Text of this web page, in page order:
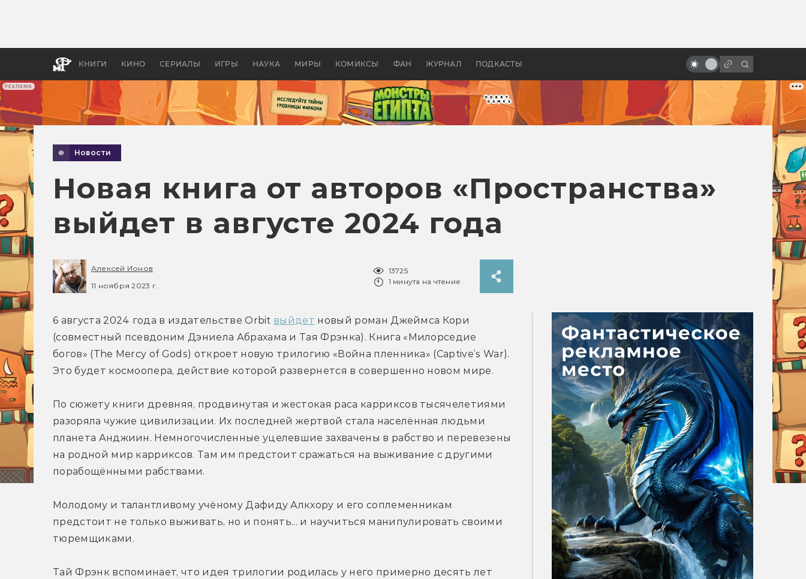
РЕКЛАМА
КНИГИ КИНО СЕРИАЛЫ ИГРЫ НАУКА МИРЫ КОМИКСЫ ФАН ЖУРНАЛ ПОДКАСТЫ
бы «Властелина колец»
Древней Грецией
супергероев
Новости
Новая книга от авторов «Пространства»
выйдет в августе 2024 года
Алексей Ионов
11 ноября 2023 г.
13725
1 минута на чтение
6 августа 2024 года в издательстве Orbit выйдет новый роман Джеймса Кори
(совместный псевдоним Дэниела Абрахама и Тая Фрэнка). Книга «Милорседие
богов» (The Mercy of Gods) откроет новую трилогию «Война пленника» (Captive’s War).
Это будет космоопера, действие которой развернется в совершенно новом мире.
По сюжету книги древняя, продвинутая и жестокая раса карриксов тысячелетиями
разоряла чужие цивилизации. Их последней жертвой стала населённая людьми
планета Анджиин. Немногочисленные уцелевшие захвачены в рабство и перевезены
на родной мир карриксов. Там им предстоит сражаться на выживание с другими
порабощёнными рабствами.
Молодому и талантливому учёному Дафиду Алкхору и его соплеменникам
предстоит не только выживать, но и понять... и научиться манипулировать своими
тюремщиками.
Тай Фрэнк вспоминает, что идея трилогии родилась у него примерно десять лет